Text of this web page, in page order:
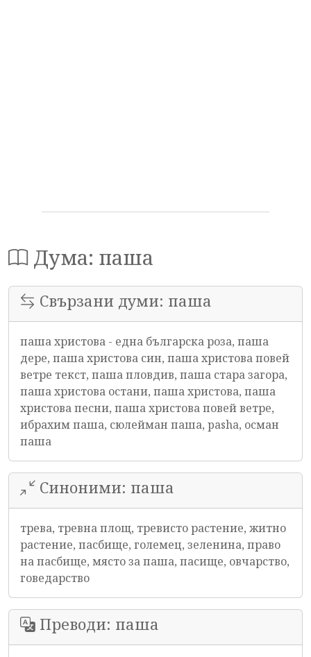
Дума: паша
Свързани думи: паша
паша христова - една българска роза, паша
дере, паша христова син, паша христова повей
ветре текст, паша пловдив, паша стара загора,
паша христова остани, паша христова, паша
христова песни, паша христова повей ветре,
ибрахим паша, сюлейман паша, pasha, осман
паша
Синоними: паша
трева, тревна площ, тревисто растение, житно
растение, пасбище, големец, зеленина, право
на пасбище, място за паша, пасище, овчарство,
говедарство
Преводи: паша